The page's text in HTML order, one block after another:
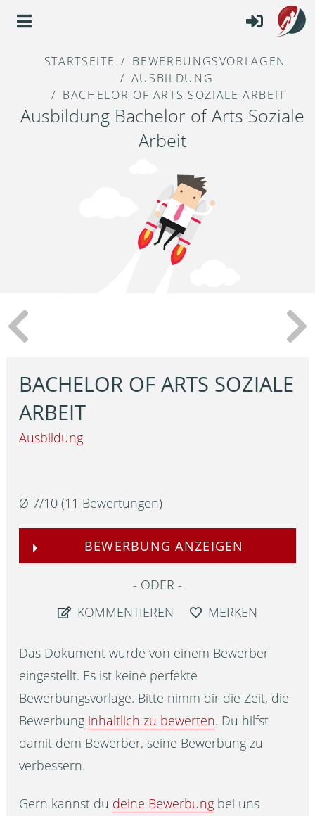
STARTSEITE
BEWERBUNGSVORLAGEN
AUSBILDUNG
BACHELOR OF ARTS SOZIALE ARBEIT
Ausbildung Bachelor of Arts Soziale
Arbeit
BACHELOR OF ARTS SOZIALE
ARBEIT
Ausbildung
Ø 7/10 (11 Bewertungen)
BEWERBUNG ANZEIGEN
ODER
KOMMENTIEREN
MERKEN
Das Dokument wurde von einem Bewerber
eingestellt. Es ist keine perfekte
Bewerbungsvorlage. Bitte nimm dir die Zeit, die
Bewerbung inhaltlich zu bewerten. Du hilfst
damit dem Bewerber, seine Bewerbung zu
verbessern.
Gern kannst du deine Bewerbung bei uns